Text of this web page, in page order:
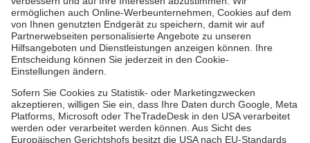
Erste-Hilfe-Kurse
Jobs & Ehrenamt
Freiwilligendienst
Spendenprojekte
Johanniter-Jugend